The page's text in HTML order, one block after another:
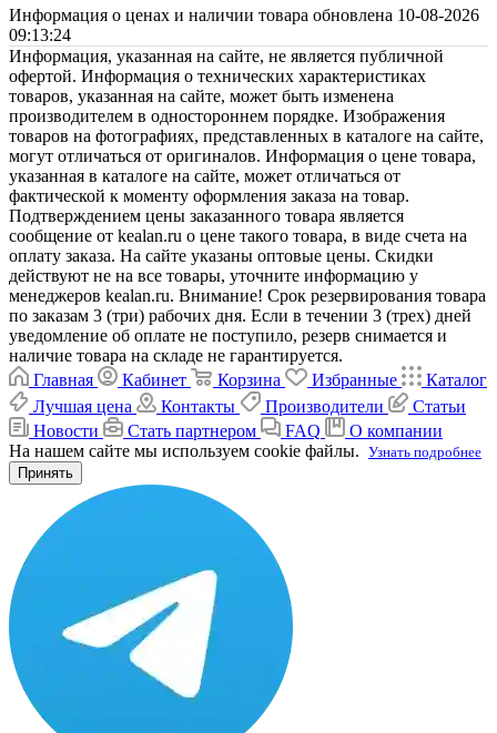
Информация о ценах и наличии товара обновлена 10-08-2026
09:13:24
Информация, указанная на сайте, не является публичной
офертой. Информация о технических характеристиках
товаров, указанная на сайте, может быть изменена
производителем в одностороннем порядке. Изображения
товаров на фотографиях, представленных в каталоге на сайте,
могут отличаться от оригиналов. Информация о цене товара,
указанная в каталоге на сайте, может отличаться от
фактической к моменту оформления заказа на товар.
Подтверждением цены заказанного товара является
сообщение от kealan.ru о цене такого товара, в виде счета на
оплату заказа. На сайте указаны оптовые цены. Скидки
действуют не на все товары, уточните информацию у
менеджеров kealan.ru. Внимание! Срок резервирования товара
по заказам 3 (три) рабочих дня. Если в течении 3 (трех) дней
уведомление об оплате не поступило, резерв снимается и
наличие товара на складе не гарантируется.
Главная
Кабинет Корзина Избранные
Каталог
Лучшая цена
Контакты Производители
Статьи
Новости
Стать партнером FAQ
О компании
На нашем сайте мы используем cookie файлы. Узнать подробнее
Принять